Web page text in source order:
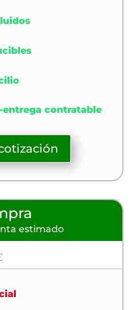
contratable
estimado